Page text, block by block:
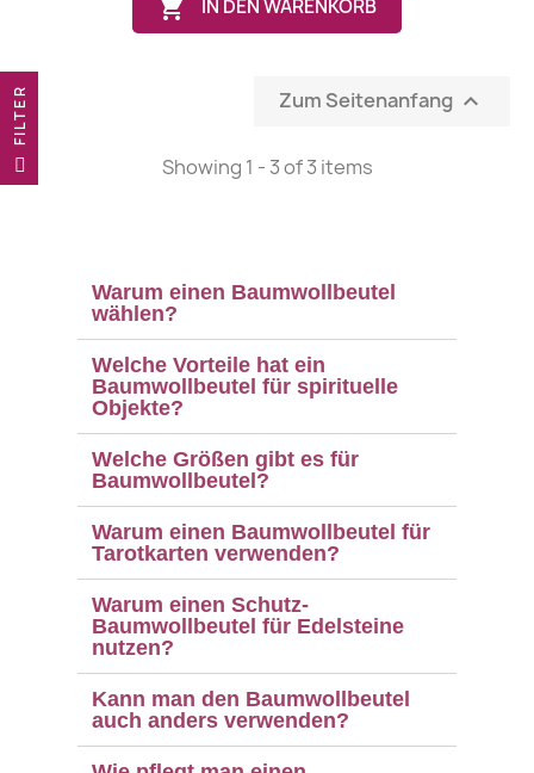
 IN DEN WARENKORB
Zum Seitenanfang 
Showing 1 - 3 of 3 items
Warum einen Baumwollbeutel
wählen?
Welche Vorteile hat ein
Baumwollbeutel für spirituelle
Objekte?
Welche Größen gibt es für
Baumwollbeutel?
Warum einen Baumwollbeutel für
Tarotkarten verwenden?
Warum einen Schutz-
Baumwollbeutel für Edelsteine
nutzen?
Kann man den Baumwollbeutel
auch anders verwenden?
R